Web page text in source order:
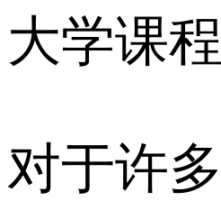
大学课
对于许